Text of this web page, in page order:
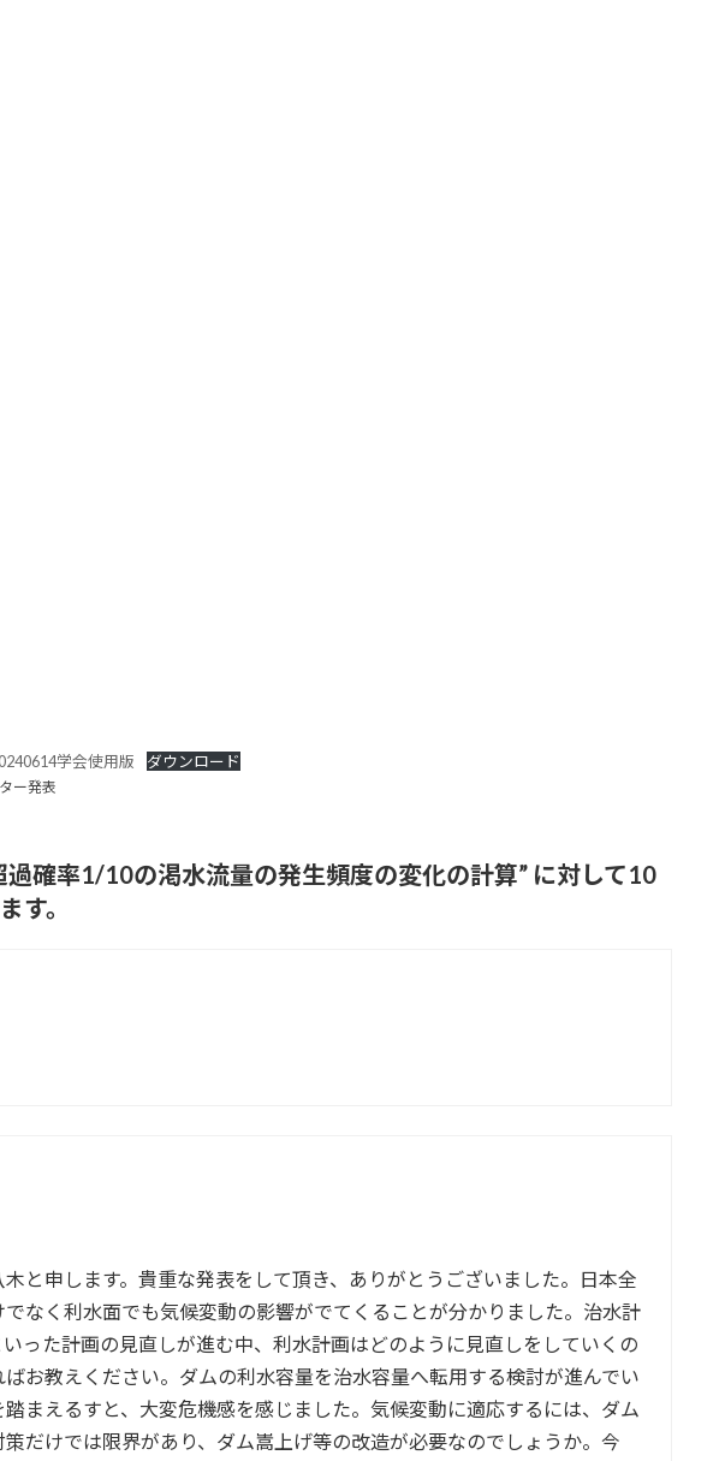
学会使用版 ダウンロード
ー発表
過確率1/10の渇水流量の発生頻度の変化の計算” に対して10
す。
と申します。貴重な発表をして頂き、ありがとうございました。日本全
なく利水面でも気候変動の影響がでてくることが分かりました。治水計
った計画の見直しが進む中、利水計画はどのように見直しをしていくの
お教えください。ダムの利水容量を治水容量へ転用する検討が進んでい
踏まえるすと、大変危機感を感じました。気候変動に適応するには、ダム
だけでは限界があり、ダム嵩上げ等の改造が必要なのでしょうか。今